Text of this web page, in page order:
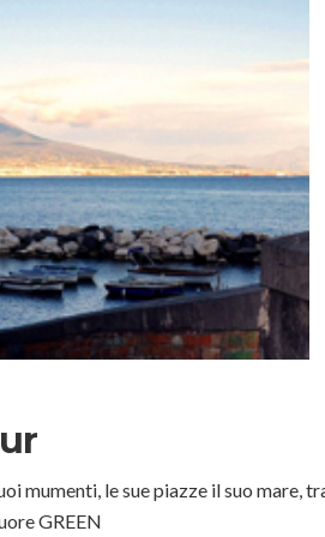
mumenti, le sue piazze il suo mare,
GREEN